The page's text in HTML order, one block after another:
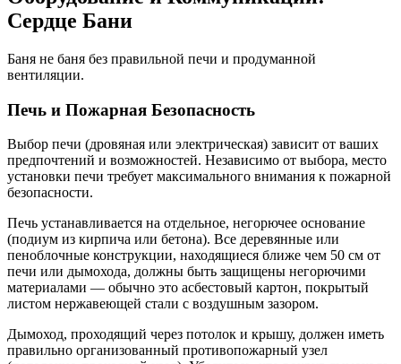
Сердце Бани
Баня не баня без правильной печи и продуманной
вентиляции.
Печь и Пожарная Безопасность
Выбор печи (дровяная или электрическая) зависит от ваших
предпочтений и возможностей. Независимо от выбора, место
установки печи требует максимального внимания к пожарной
безопасности.
Печь устанавливается на отдельное, негорючее основание
(подиум из кирпича или бетона). Все деревянные или
пеноблочные конструкции, находящиеся ближе чем 50 см от
печи или дымохода, должны быть защищены негорючими
материалами — обычно это асбестовый картон, покрытый
листом нержавеющей стали с воздушным зазором.
Дымоход, проходящий через потолок и крышу, должен иметь
правильно организованный противопожарный узел